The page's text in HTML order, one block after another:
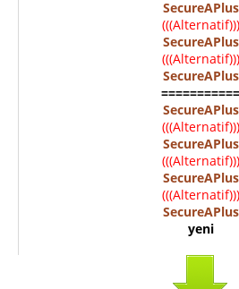
SecureAPlus
(((Alternatif)))
SecureAPlus
(((Alternatif)))
SecureAPlus
===========
SecureAPlus
(((Alternatif)))
SecureAPlus
(((Alternatif)))
SecureAPlus
(((Alternatif)))
SecureAPlus
yeni